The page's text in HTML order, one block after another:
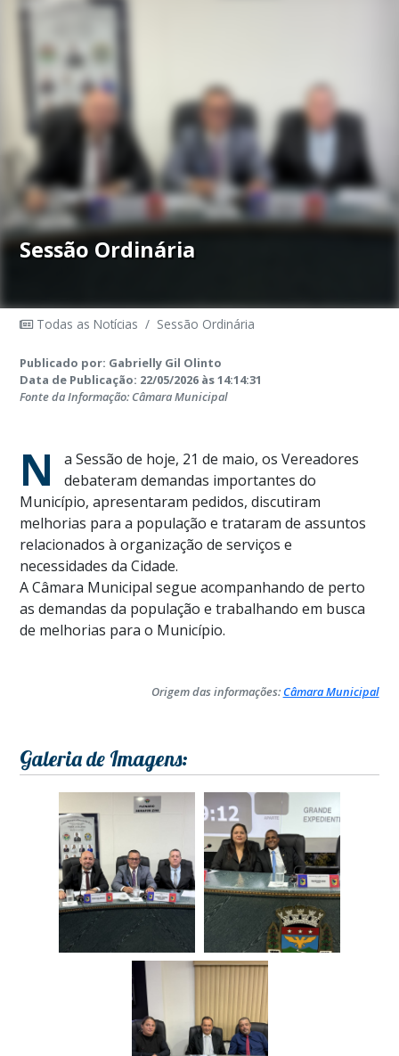
Sessão Ordinária
Todas as Notícias / Sessão Ordinária
Publicado por: Gabrielly Gil Olinto
Data de Publicação: 22/05/2026 às 14:14:31
Fonte da Informação: Câmara Municipal
N
a Sessão de hoje, 21 de maio, os Vereadores
debateram demandas importantes do
Município, apresentaram pedidos, discutiram
melhorias para a população e trataram de assuntos
relacionados à organização de serviços e
necessidades da Cidade.
A Câmara Municipal segue acompanhando de perto
as demandas da população e trabalhando em busca
de melhorias para o Município.
Origem das informações:Câmara Municipal
Galeria de Imagens: